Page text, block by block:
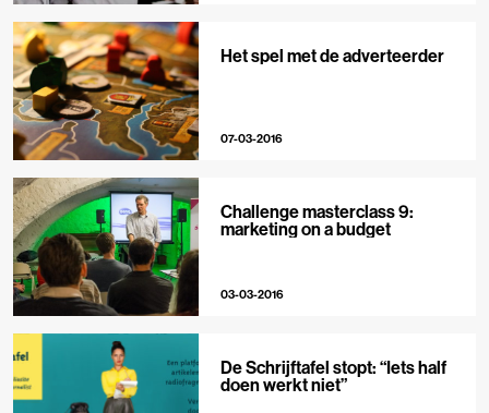
Het spel met de adverteerder
07-03-2016
Challenge masterclass 9:
marketing on a budget
03-03-2016
De Schrijftafel stopt: “Iets half
doen werkt niet”